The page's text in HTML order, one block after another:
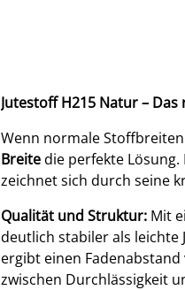
Jutestoff H215 Natur –
Wenn normale
Breitedie perfekte Lösung.
zeichnet sich durch seine
Qualität und Struktur: Mit
deutlich stabiler als leichte
ergibt einen
zwischen Durchlässigkeit